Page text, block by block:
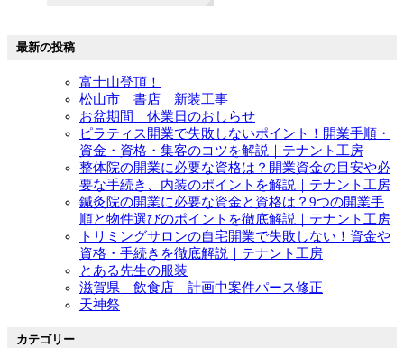
最新の投稿
富士山登頂！
松山市 書店 新装工事
お盆期間 休業日のおしらせ
ピラティス開業で失敗しないポイント！開業手順・
資金・資格・集客のコツを解説｜テナント工房
整体院の開業に必要な資格は？開業資金の目安や必
要な手続き、内装のポイントを解説｜テナント工房
鍼灸院の開業に必要な資金と資格は？9つの開業手
順と物件選びのポイントを徹底解説｜テナント工房
トリミングサロンの自宅開業で失敗しない！資金や
資格・手続きを徹底解説｜テナント工房
とある先生の服装
滋賀県 飲食店 計画中案件パース修正
天神祭
カテゴリー